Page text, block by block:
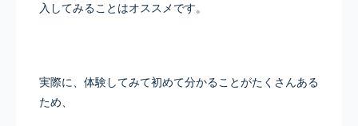
入してみることはオススメです。
実際に、体験してみて初めて分かることがたくさんある
ため、